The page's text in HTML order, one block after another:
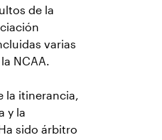
de la
varias
NCAA.
la itinerancia,
y la
sido árbitro